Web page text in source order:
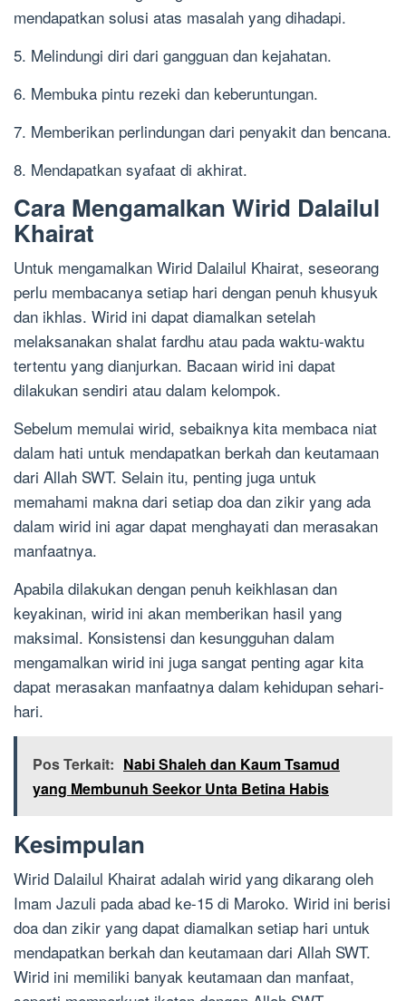
mendapatkan solusi atas masalah yang dihadapi.
5. Melindungi diri dari gangguan dan kejahatan.
6. Membuka pintu rezeki dan keberuntungan.
7. Memberikan perlindungan dari penyakit dan bencana.
8. Mendapatkan syafaat di akhirat.
Cara Mengamalkan Wirid Dalailul
Khairat
Untuk mengamalkan Wirid Dalailul Khairat, seseorang
perlu membacanya setiap hari dengan penuh khusyuk
dan ikhlas. Wirid ini dapat diamalkan setelah
melaksanakan shalat fardhu atau pada waktu-waktu
tertentu yang dianjurkan. Bacaan wirid ini dapat
dilakukan sendiri atau dalam kelompok.
Sebelum memulai wirid, sebaiknya kita membaca niat
dalam hati untuk mendapatkan berkah dan keutamaan
dari Allah SWT. Selain itu, penting juga untuk
memahami makna dari setiap doa dan zikir yang ada
dalam wirid ini agar dapat menghayati dan merasakan
manfaatnya.
Apabila dilakukan dengan penuh keikhlasan dan
keyakinan, wirid ini akan memberikan hasil yang
maksimal. Konsistensi dan kesungguhan dalam
mengamalkan wirid ini juga sangat penting agar kita
dapat merasakan manfaatnya dalam kehidupan sehari-
hari.
Pos Terkait: Nabi Shaleh dan Kaum Tsamud
yang Membunuh Seekor Unta Betina Habis
Kesimpulan
Wirid Dalailul Khairat adalah wirid yang dikarang oleh
Imam Jazuli pada abad ke-15 di Maroko. Wirid ini berisi
doa dan zikir yang dapat diamalkan setiap hari untuk
mendapatkan berkah dan keutamaan dari Allah SWT.
Wirid ini memiliki banyak keutamaan dan manfaat,